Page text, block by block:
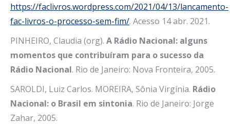
https://faclivros.wordpress.com/2021/04/13/lancamento-
fac-livros-o-processo-sem-fim/. Acesso 14 abr. 2021.
PINHEIRO, Claudia (org). A Rádio Nacional: alguns
momentos que contribuíram para o sucesso da
Rádio Nacional. Rio de Janeiro: Nova Fronteira, 2005.
SAROLDI, Luiz Carlos. MOREIRA, Sônia Virgínia. Rádio
Nacional: o Brasil em sintonia. Rio de Janeiro: Jorge
Zahar, 2005.